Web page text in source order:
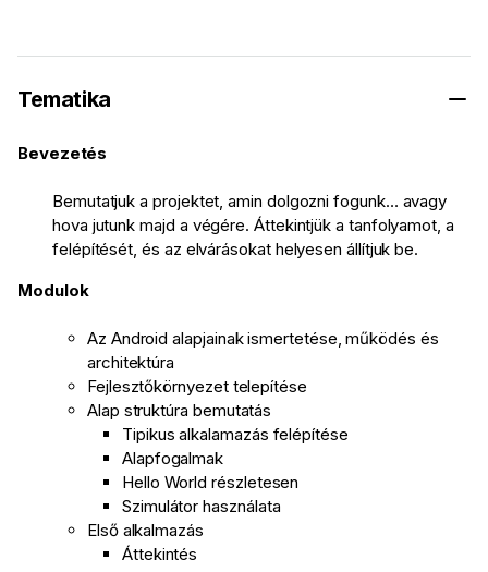
Tematika
Bevezetés
Bemutatjuk a projektet, amin dolgozni fogunk… avagy
hova jutunk majd a végére. Áttekintjük a tanfolyamot, a
felépítését, és az elvárásokat helyesen állítjuk be.
Modulok
Az Android alapjainak ismertetése, működés és
architektúra
Fejlesztőkörnyezet telepítése
Alap struktúra bemutatás
Tipikus alkalamazás felépítése
Alapfogalmak
Hello World részletesen
Szimulátor használata
Első alkalmazás
Áttekintés